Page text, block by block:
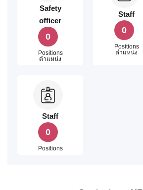
Safety
officer
0
Positions
ตำแหน่ง
Staff
0
Positions
ตำแหน่ง
Staff
0
Positions